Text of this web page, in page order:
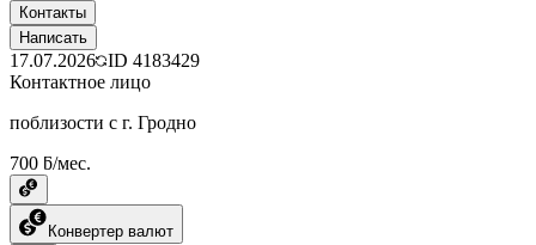
Контакты
Написать
17.07.2026 ID 4183429
Контактное лицо
поблизости с г. Гродно
700 ƃ/мес.
Конвертер валют